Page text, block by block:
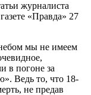
журналиста
«Правда» 27
мы не имеем
в погоне за
Ведь то, что 18-
не предав